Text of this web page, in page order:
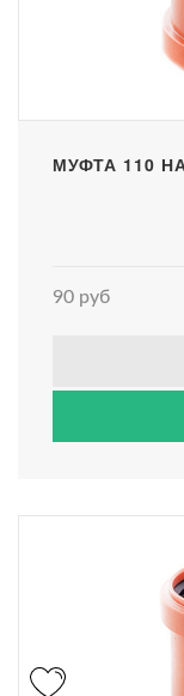
МУФТА 110
90 руб